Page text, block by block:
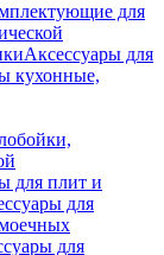
для
Аксессуары для
кухонные,
для плит и
для
для